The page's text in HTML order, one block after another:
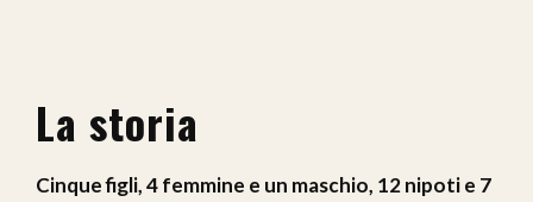
La storia
Cinque figli, 4 femmine e un maschio, 12 nipoti e 7